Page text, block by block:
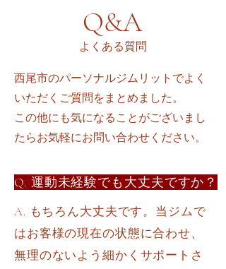
Q&A
よくある質問
西尾市のパーソナルジムリットでよく
いただくご質問をまとめました。
​この他にも気になることがございまし
たらお気軽にお問い合わせください。
Q. 運動未経験でも大丈夫ですか？
A. もちろん大丈夫です。当ジムで
はお客様の現在の状態に合わせ、
無理のないよう細かくサポートさ